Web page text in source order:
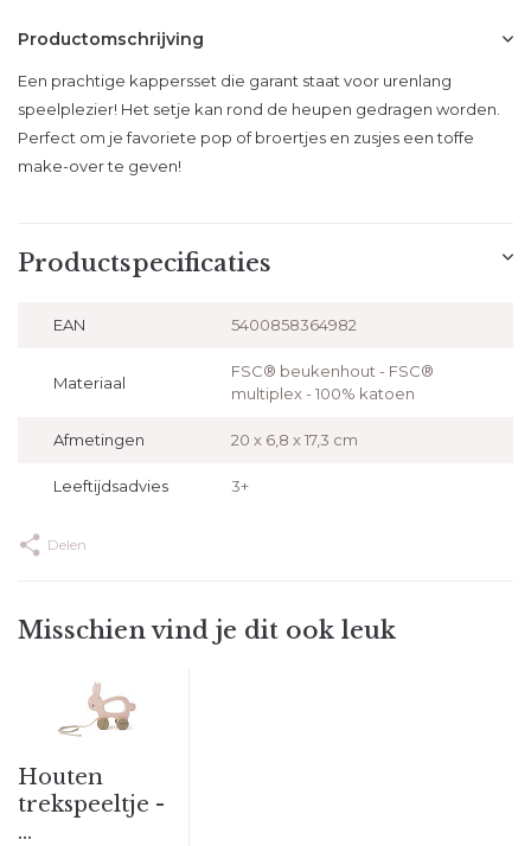
Productomschrijving
Een prachtige kappersset die garant staat voor urenlang
speelplezier! Het setje kan rond de heupen gedragen worden.
Perfect om je favoriete pop of broertjes en zusjes een toffe
make-over te geven!
Productspecificaties
EAN 5400858364982
Materiaal
FSC® beukenhout - FSC®
multiplex - 100% katoen
Afmetingen 20 x 6,8 x 17,3 cm
Leeftijdsadvies 3+
Delen
Misschien vind je dit ook leuk
Houten
trekspeeltje -
...